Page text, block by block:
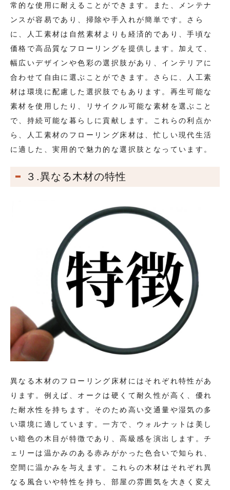
常的な使用に耐えることができます。また、メンテナ
ンスが容易であり、掃除や手入れが簡単です。さら
に、人工素材は自然素材よりも経済的であり、手頃な
価格で高品質なフローリングを提供します。加えて、
幅広いデザインや色彩の選択肢があり、インテリアに
合わせて自由に選ぶことができます。さらに、人工素
材は環境に配慮した選択肢でもあります。再生可能な
素材を使用したり、リサイクル可能な素材を選ぶこと
で、持続可能な暮らしに貢献します。これらの利点か
ら、人工素材のフローリング床材は、忙しい現代生活
に適した、実用的で魅力的な選択肢となっています。
３.異なる木材の特性
異なる木材のフローリング床材にはそれぞれ特性があ
ります。例えば、オークは硬くて耐久性が高く、優れ
た耐水性を持ちます。そのため高い交通量や湿気の多
い環境に適しています。一方で、ウォルナットは美し
い暗色の木目が特徴であり、高級感を演出します。チ
ェリーは温かみのある赤みがかった色合いで知られ、
空間に温かみを与えます。これらの木材はそれぞれ異
なる風合いや特性を持ち、部屋の雰囲気を大きく変え